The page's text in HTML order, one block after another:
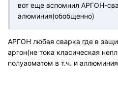
вот еще вспомнил АРГОН-
алюминия(обобщенно)
АРГОН любая сварка где в
аргон(не тока класическая
полуаоматом в т.ч. и